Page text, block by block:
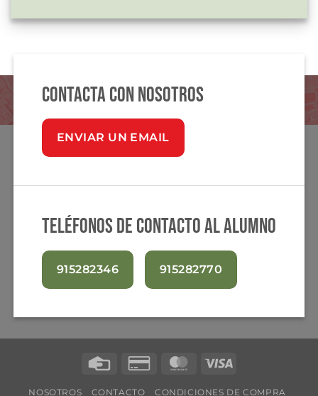
Contacta con nosotros
ENVIAR UN EMAIL
Teléfonos de contacto al alumno
915282346 915282770
Credit
Credit
MasterCard
NOSOTROS CONTACTO CONDICIONES DE COMPRA